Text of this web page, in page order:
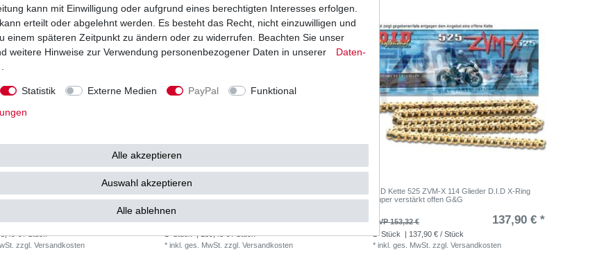
offen G&G
135,49 € *
€ / Stück
zzgl.Versandkosten
super verstärkt endlos G&G
UVP 155,04 € 139,45 € *
1 Stück | 139,45 € / Stück
*inkl. ges. MwSt. zzgl.Versandkosten
DID Kette 525 ZVM-X 114 Glieder D.I.D X-Ring
super verstärkt offen G&G
UVP 153,32 € 137,90 € *
1 Stück
| 137,90 € / Stück
*inkl. ges. MwSt. zzgl.Versandkosten
kann mit Einwilligung oder aufgrund eines berechtigten Interesses erfolgen.
erteilt oder abgelehnt werden. Es besteht das Recht, nicht einzuwilligen und
einem späteren Zeitpunkt zu ändern oder zu widerrufen. Beachten Sie unser
weitere Hinweise zur Verwendung personenbezogener Daten in unserer
Daten­
Statistik Externe Medien PayPal
Funktional
Alle akzeptieren
Auswahl akzeptieren
Alle ablehnen